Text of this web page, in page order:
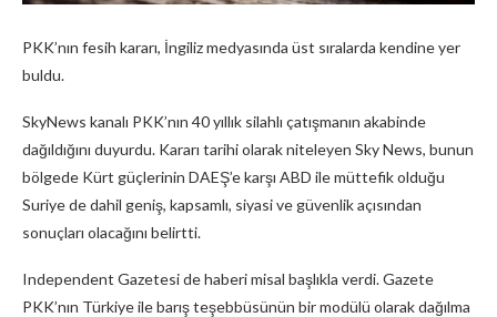
PKK’nın fesih kararı, İngiliz medyasında üst sıralarda kendine yer
buldu.
SkyNews kanalı PKK’nın 40 yıllık silahlı çatışmanın akabinde
dağıldığını duyurdu. Kararı tarihi olarak niteleyen Sky News, bunun
bölgede Kürt güçlerinin DAEŞ’e karşı ABD ile müttefik olduğu
Suriye de dahil geniş, kapsamlı, siyasi ve güvenlik açısından
sonuçları olacağını belirtti.
Independent Gazetesi de haberi misal başlıkla verdi. Gazete
PKK’nın Türkiye ile barış teşebbüsünün bir modülü olarak dağılma